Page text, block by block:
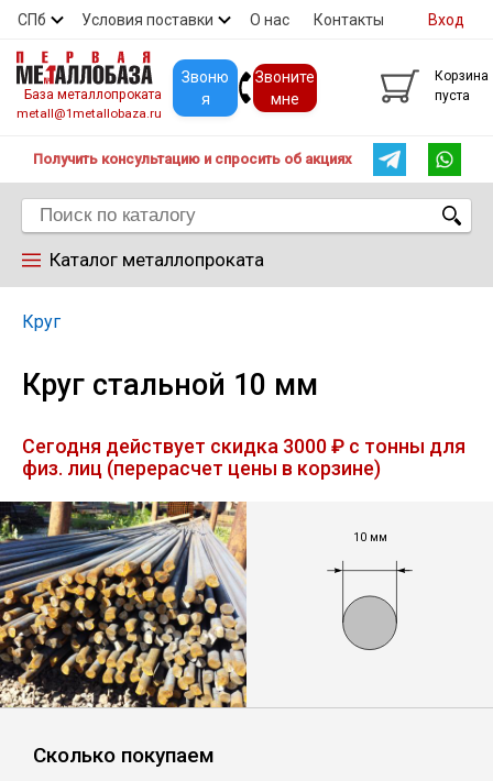
СПб Условия поставки О нас Контакты
Скидки Прайс Покупателям
Вход
База металлопроката
metall@1metallobaza.ru
Звоню
я
Звоните
мне
Корзина
пуста
Получить консультацию и спросить об акциях
Каталог металлопроката
Труба профильная
Труба
Лист
Уголок
Балка
Швеллер
Круг
Круг стальной 10 мм
Сегодня действует скидка 3000 ₽ с тонны для
физ. лиц (перерасчет цены в корзине)
10 мм
Сколько покупаем